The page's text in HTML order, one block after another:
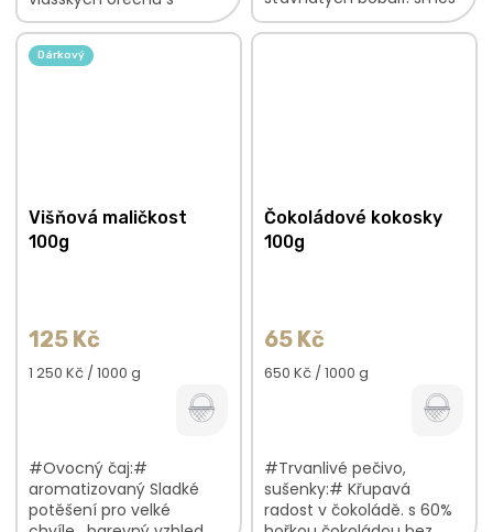
marcipánovými podtóny
praženo na espresso
plná lahodných plodů
osvěžující, ovocná chuť
Dárkový
Višňová maličkost
100g
125 Kč
Měrná
1 250 Kč / 1000 g
#Ovocný čaj:#
aromatizovaný Sladké
potěšení pro velké
Čokoládové kokosky
100g
65 Kč
Měrná
650 Kč / 1000 g
#Trvanlivé pečivo,
sušenky:# Křupavá
radost v čokoládě. s 60%